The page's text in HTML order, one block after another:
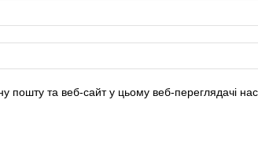
пошту та веб-сайт у цьому веб-переглядачі